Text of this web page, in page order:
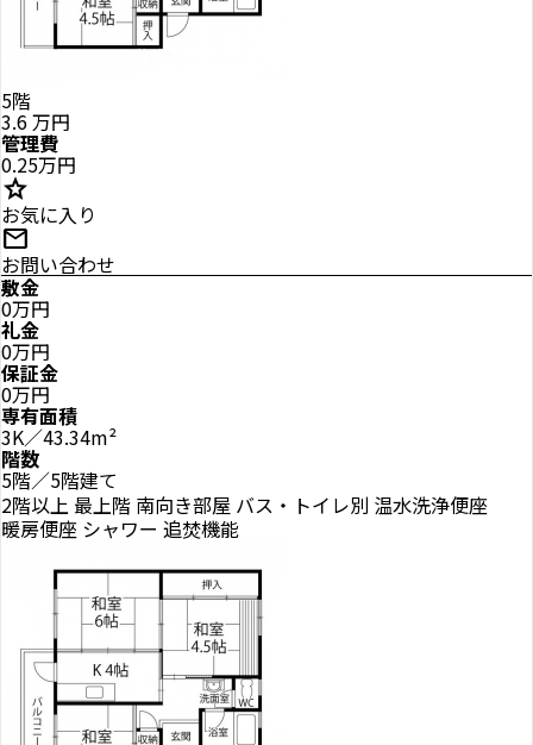
5階
3.6万円
管理費
0.25万円
star
お気に入り
mail
お問い合わせ
敷金
0万円
礼金
0万円
保証金
0万円
専有面積
3K／43.34m²
階数
5階／5階建て
2階以上 最上階 南向き部屋 バス・トイレ別 温水洗浄便座
暖房便座 シャワー 追焚機能